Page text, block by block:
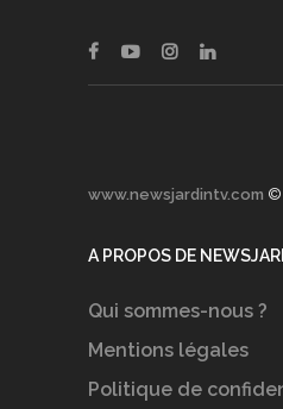
www.newsjardintv.com ©
A PROPOS DE
Qui sommes-nous ?
Mentions légales
Politique de